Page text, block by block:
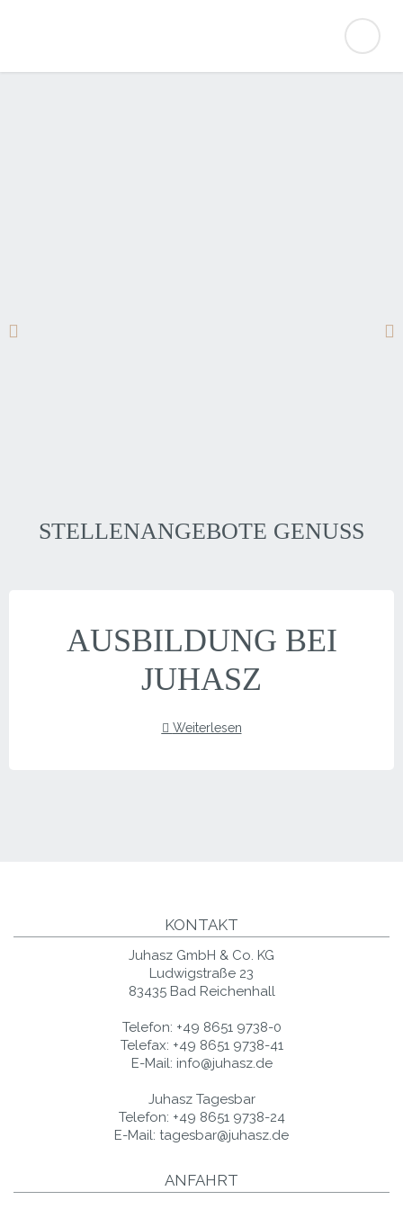
STELLENANGEBOTE GENUSS
AUSBILDUNG BEI
JUHASZ
Weiterlesen
KONTAKT
Juhasz GmbH & Co. KG
Ludwigstraße 23
83435 Bad Reichenhall
Telefon: +49 8651 9738-0
Telefax: +49 8651 9738-41
E-Mail: info@juhasz.de
Juhasz Tagesbar
Telefon: +49 8651 9738-24
E-Mail: tagesbar@juhasz.de
ANFAHRT